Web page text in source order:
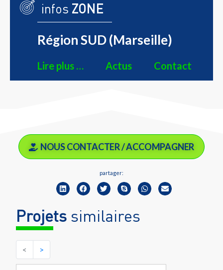
infos ZONE
Région SUD (Marseille)
Lire plus … Actus Contact
NOUS CONTACTER / ACCOMPAGNER
partager:
Projets similaires
< >